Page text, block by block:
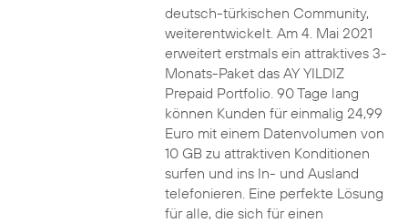
deutsch-türkischen Community,
weiterentwickelt. Am 4. Mai 2021
erweitert erstmals ein attraktives 3-
Monats-Paket das AY YILDIZ
Prepaid Portfolio. 90 Tage lang
können Kunden für einmalig 24,99
Euro mit einem Datenvolumen von
10 GB zu attraktiven Konditionen
surfen und ins In- und Ausland
telefonieren. Eine perfekte Lösung
für alle, die sich für einen